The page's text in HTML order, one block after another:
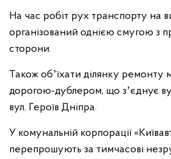
На час робіт рух транспорту на
організований однією смугою з
сторони.
Також обʼїхати ділянку ремонту
дорогою-дублером, що зʼєднує
вул. Героїв Дніпра.
У комунальній корпорації
перепрошують за тимчасові